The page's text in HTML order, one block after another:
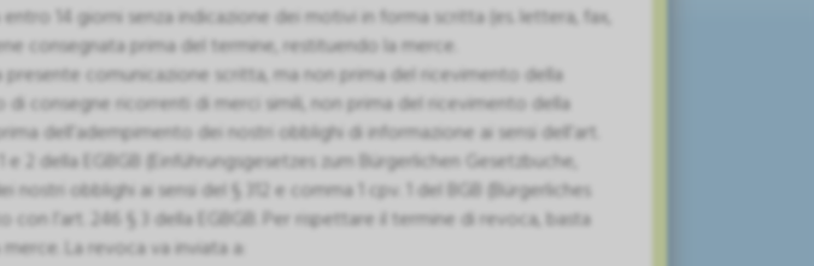
14 giorni senza indicazione dei motivi in forma scritta (es. lettera, fax,
consegnata prima del termine, restituendo la merce.
comunicazione scritta, ma non prima del ricevimento della
consegne ricorrenti di merci simili, non prima del ricevimento della
dell’adempimento dei nostri obblighi di informazione ai sensi dell’art.
2 della EGBGB (Einführungsgesetzes zum Bürgerlichen Gesetzbuche,
obblighi ai sensi del § 312 e comma 1 cpv. 1 del BGB (Bürgerliches
con l’art. 246 § 3 della EGBGB. Per rispettare il termine di revoca, basta
La revoca va inviata a: